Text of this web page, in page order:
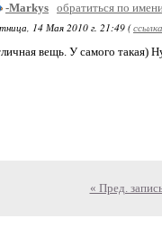
-Markys обратиться по
14 Мая 2010 г. 21:49 (ссылка
вещь. У самого такая)
« Пред.